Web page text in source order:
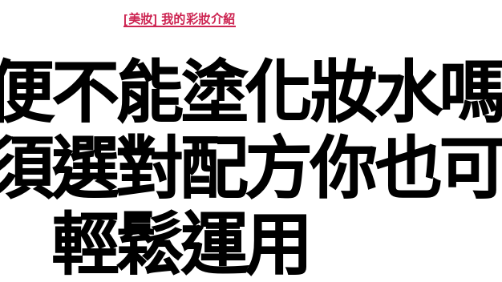
分
類
[美妝] 我的彩妝介紹
不能塗化妝水
選對配方你也
輕鬆運用